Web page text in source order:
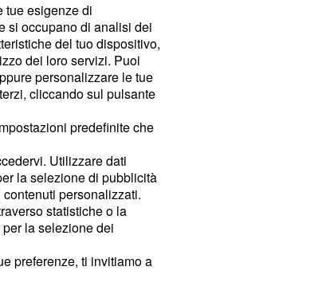
tue esigenze di
si occupano di analisi dei
del tuo dispositivo,
dei loro servizi. Puoi
personalizzare le tue
cliccando sul pulsante
predefinite che
Utilizzare dati
la selezione di pubblicità
personalizzati.
statistiche o la
la selezione dei
preferenze, ti invitiamo a